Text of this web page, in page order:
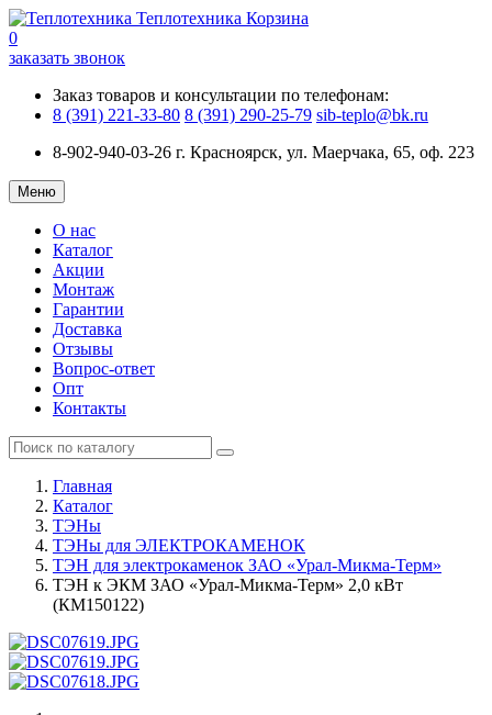
Теплотехника Корзина
0
заказать звонок
Заказ товаров и консультации по телефонам:
8 (391) 221-33-80 8 (391) 290-25-79 sib-teplo@bk.ru
8-902-940-03-26 г. Красноярск, ул. Маерчака, 65, оф. 223
Меню
О нас
Каталог
Акции
Монтаж
Гарантии
Доставка
Отзывы
Вопрос-ответ
Опт
Контакты
Главная
Каталог
ТЭНы
ТЭНы для ЭЛЕКТРОКАМЕНОК
ТЭН для электрокаменок ЗАО «Урал-Микма-Терм»
ТЭН к ЭКМ ЗАО «Урал-Микма-Терм» 2,0 кВт
(КМ150122)